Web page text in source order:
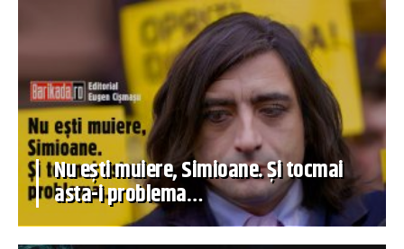
Nu ești muiere, Simioane. Și tocmai
asta-i problema…